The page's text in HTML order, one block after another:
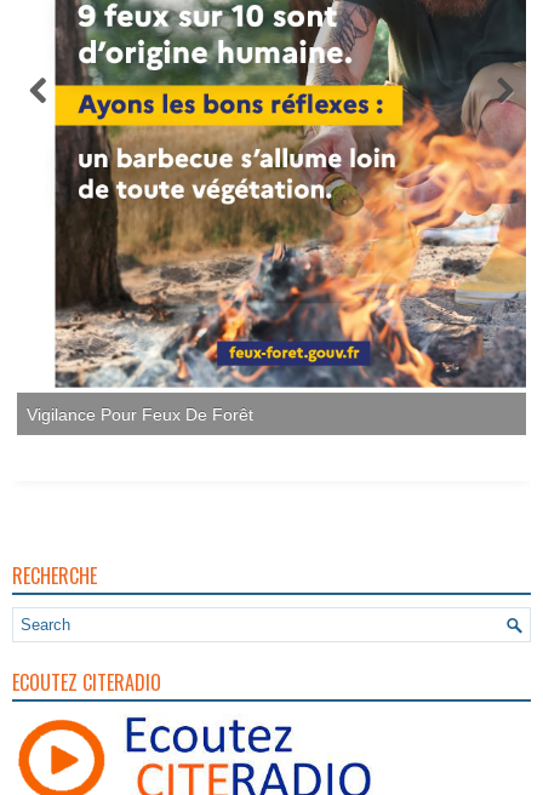
Vigilance Pour Feux De Forêt
RECHERCHE
ECOUTEZ CITERADIO